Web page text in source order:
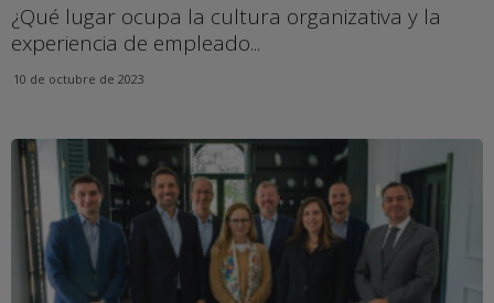
¿Qué lugar ocupa la cultura organizativa y la
experiencia de empleado...
10 de octubre de 2023